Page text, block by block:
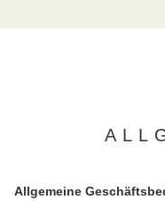
Allgemeine